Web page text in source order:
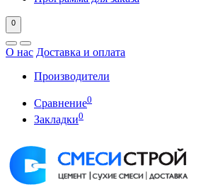
0
О нас Доставка и оплата
Производители
Сравнение0
Закладки0